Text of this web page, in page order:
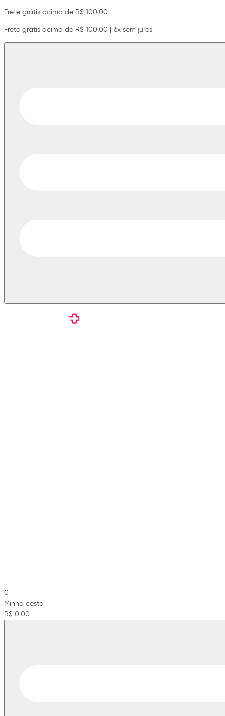
Frete grátis acima de R$ 100,00
Frete grátis acima de R$ 100,00 | 6x sem juros
0
Minha cesta
R$ 0,00